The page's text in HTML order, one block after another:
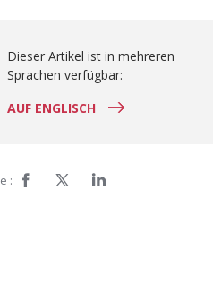
Dieser Artikel ist in mehreren
Sprachen verfügbar:
AUF ENGLISCH
: